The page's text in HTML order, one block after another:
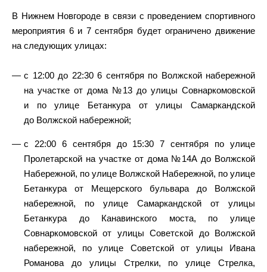
В Нижнем Новгороде в связи с проведением спортивного
мероприятия 6 и 7 сентября будет ограничено движение
на следующих улицах:
с 12:00 до 22:30 6 сентября по Волжской набережной
на участке от дома №13 до улицы Совнаркомовской
и по улице Бетанкура от улицы Самаркандской
до Волжской набережной;
с 22:00 6 сентября до 15:30 7 сентября по улице
Пролетарской на участке от дома №14А до Волжской
Набережной, по улице Волжской Набережной, по улице
Бетанкура от Мещерского бульвара до Волжской
набережной, по улице Самаркандской от улицы
Бетанкура до Канавинского моста, по улице
Совнаркомовской от улицы Советской до Волжской
набережной, по улице Советской от улицы Ивана
Романова до улицы Стрелки, по улице Стрелка,